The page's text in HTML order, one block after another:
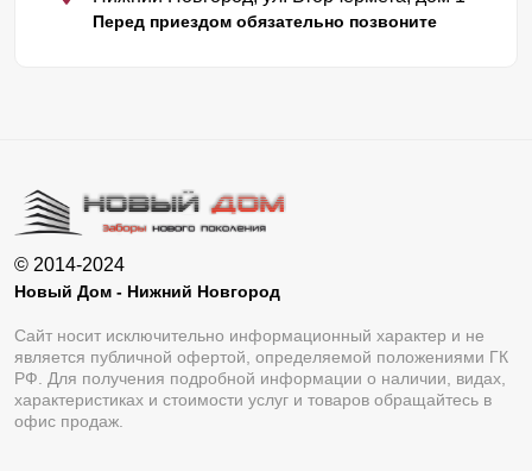
Перед приездом обязательно позвоните
© 2014-2024
Новый Дом - Нижний Новгород
Сайт носит исключительно информационный характер и не
является публичной офертой, определяемой положениями ГК
РФ. Для получения подробной информации о наличии, видах,
характеристиках и стоимости услуг и товаров обращайтесь в
офис продаж.